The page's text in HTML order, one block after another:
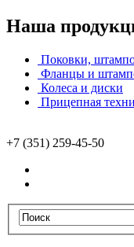
Наша
Поковки,
Фланцы и
Колеса и диски
Прицепная
+7 (351) 259-45-50